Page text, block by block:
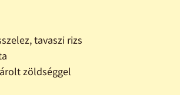
tavaszi rizs
zöldséggel